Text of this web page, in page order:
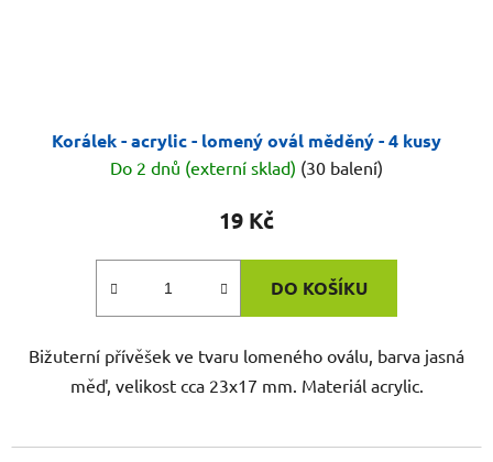
Korálek - acrylic - lomený ovál měděný - 4 kusy
Do 2 dnů (externí sklad) (30 balení)
19 Kč
DO KOŠÍKU
Bižuterní přívěšek ve tvaru lomeného oválu, barva jasná
měď, velikost cca 23x17 mm. Materiál acrylic.